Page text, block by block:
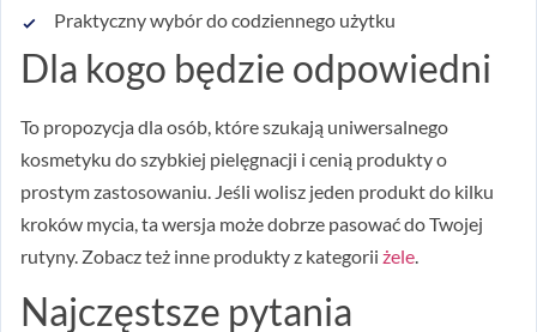
Praktyczny wybór do codziennego użytku
Dla kogo będzie odpowiedni
To propozycja dla osób, które szukają uniwersalnego
kosmetyku do szybkiej pielęgnacji i cenią produkty o
prostym zastosowaniu. Jeśli wolisz jeden produkt do kilku
kroków mycia, ta wersja może dobrze pasować do Twojej
rutyny. Zobacz też inne produkty z kategorii żele
Najczęstsze pytania